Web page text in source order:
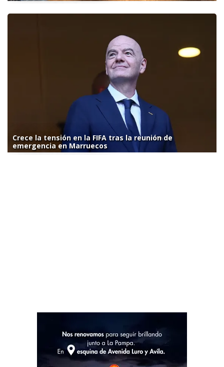
Crece la tensión en la FIFA tras la reunión de
emergencia en Marruecos